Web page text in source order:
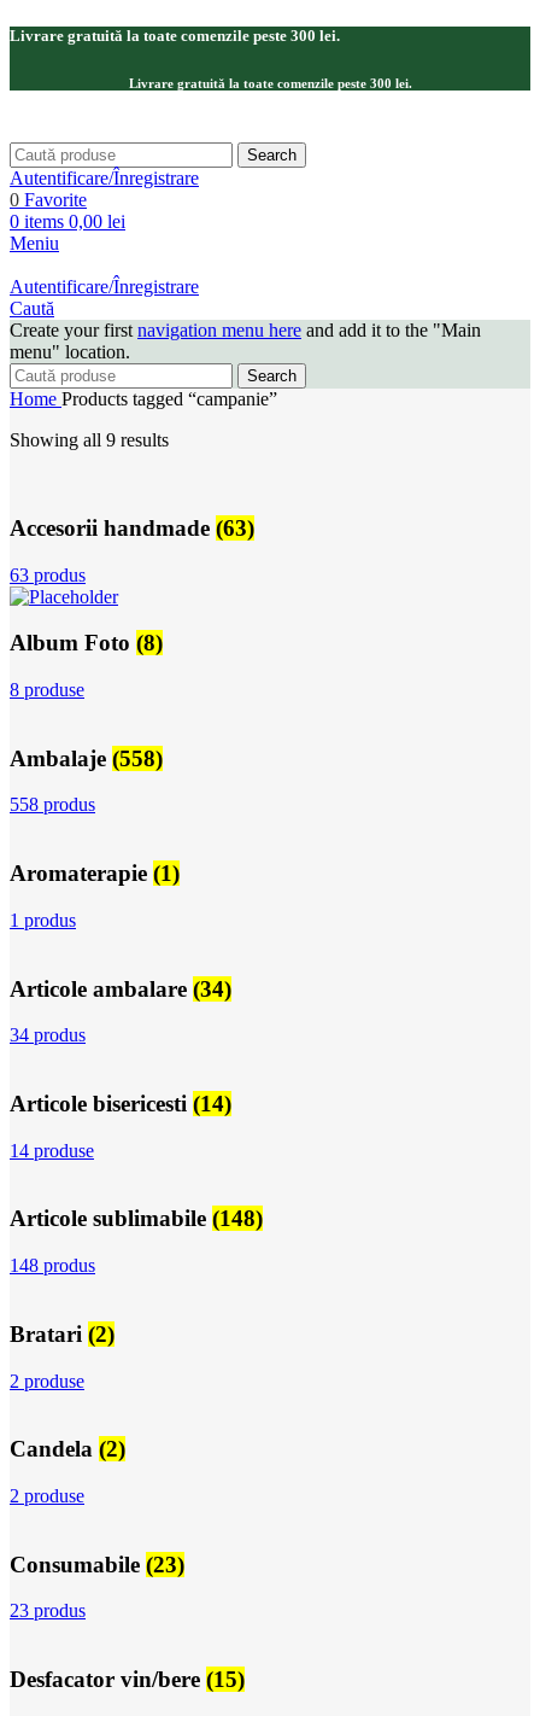
Livrare gratuită la toate comenzile peste 300 lei.
Livrare gratuită la toate comenzile peste 300 lei.
Search
Autentificare/Înregistrare
0 Favorite
0 items 0,00 lei
Meniu
Autentificare/Înregistrare
Caută
Create your first navigation menu here and add it to the "Main
menu" location.
Search
Home Products tagged “campanie”
Showing all 9 results
Accesorii handmade (63)
63 produs
Album Foto (8)
8 produse
Ambalaje (558)
558 produs
Aromaterapie (1)
1 produs
Articole ambalare (34)
34 produs
Articole bisericesti (14)
14 produse
Articole sublimabile (148)
148 produs
Bratari (2)
2 produse
Candela (2)
2 produse
Consumabile (23)
23 produs
Desfacator vin/bere (15)